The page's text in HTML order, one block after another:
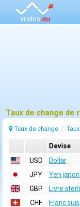
Taux de change
Devise
USD
Dollar
JPY
Yen
GBP
Livre
CHF
Franc